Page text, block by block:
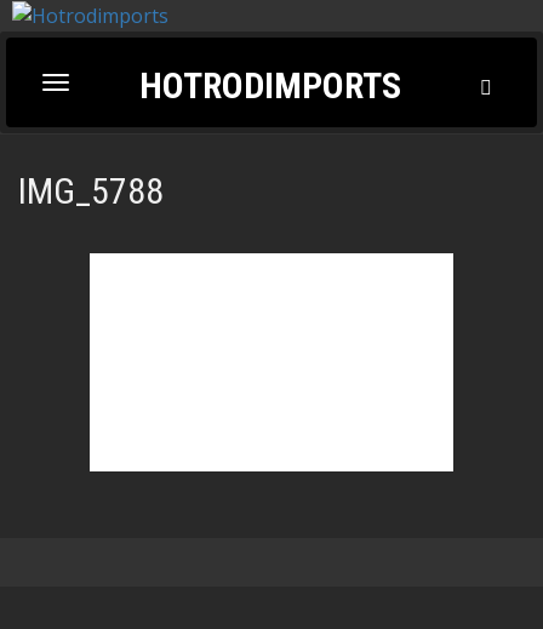
Toggle
navigation
HOTRODIMPORTS
IMG_5788